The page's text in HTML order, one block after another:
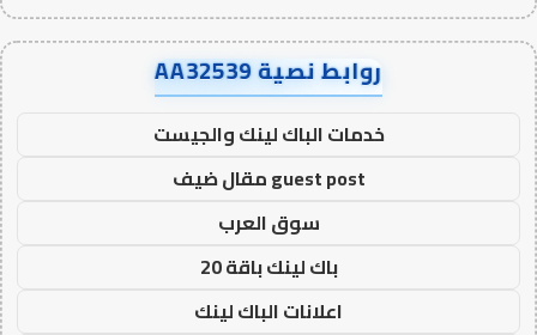
روابط نصية AA32539
خدمات الباك لينك والجيست
guest post مقال ضيف
سوق العرب
باك لينك باقة 20
اعلانات الباك لينك